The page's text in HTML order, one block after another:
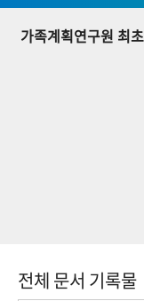
기록물 아카이브
사진 아카이브 문
숫자로
가족계획연구원 최
전체 문서 기록물